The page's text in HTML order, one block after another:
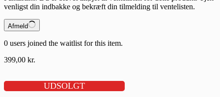
venligst din indbakke og bekræft din tilmelding til ventelisten.
Afmeld
0 users joined the waitlist for this item.
399,00 kr.
UDSOLGT